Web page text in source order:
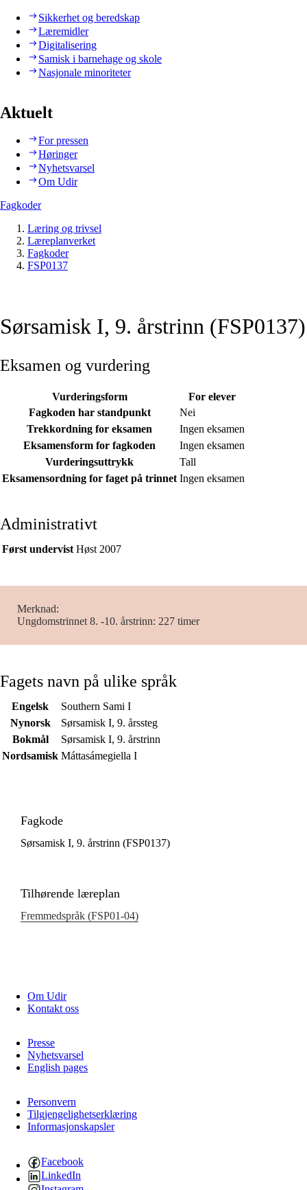
Sikkerhet og beredskap
Læremidler
Digitalisering
Samisk i barnehage og skole
Nasjonale minoriteter
Aktuelt
For pressen
Høringer
Nyhetsvarsel
Om Udir
Fagkoder
Læring og trivsel
Læreplanverket
Fagkoder
FSP0137
Sørsamisk I, 9. årstrinn (FSP0137)
Eksamen og vurdering
Vurderingsform
For elever
Fagkoden har standpunkt
Nei
Trekkordning for eksamen
Ingen eksamen
Eksamensform for fagkoden
Ingen eksamen
Vurderingsuttrykk
Tall
Eksamensordning for faget på trinnet Ingen eksamen
Administrativt
Først undervist Høst 2007
Merknad
Ungdomstrinnet 8. -10. årstrinn: 227 timer
Fagets navn på ulike språk
Engelsk
Southern Sami I
Nynorsk
Sørsamisk I, 9. årssteg
Bokmål
Sørsamisk I, 9. årstrinn
Nordsamisk Máttasámegiella I
Fagkode
Sørsamisk I, 9. årstrinn (FSP0137)
Tilhørende læreplan
Fremmedspråk (FSP01‑04)
Om Udir
Kontakt oss
Presse
Nyhetsvarsel
English pages
Personvern
Tilgjengelighetserklæring
Informasjonskapsler
Facebook
LinkedIn